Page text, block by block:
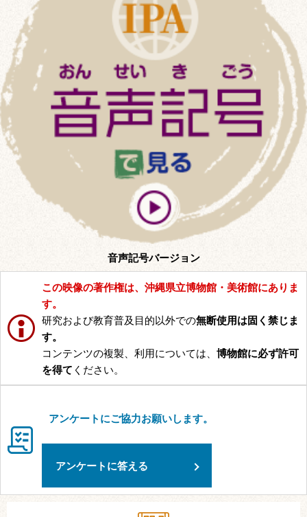
音声記号バージョン
この映像の著作権は、沖縄県立博物館・美術館にありま
す。
研究および教育普及目的以外での無断使用は固く禁じま
す。
コンテンツの複製、利用については、 博物館に必ず許可
を得て ください。
アンケートにご協力お願いします。
アンケートに答える